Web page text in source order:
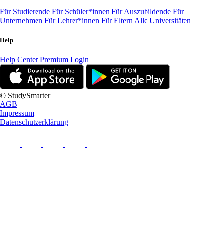
Für Studierende Für Schüler*innen Für Auszubildende Für
Unternehmen Für Lehrer*innen Für Eltern Alle Universitäten
Help
Help CenterPremium Login
© StudySmarter
AGB
Impressum
Datenschutzerklärung